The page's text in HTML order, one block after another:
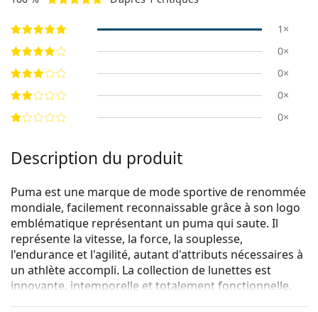
1×
0×
0×
0×
0×
Description du produit
Puma est une marque de mode sportive de renommée
mondiale, facilement reconnaissable grâce à son logo
emblématique représentant un puma qui saute. Il
représente la vitesse, la force, la souplesse,
l'endurance et l'agilité, autant d'attributs nécessaires à
un athlète accompli. La collection de lunettes est
innovante, intemporelle et totalement fonctionnelle.